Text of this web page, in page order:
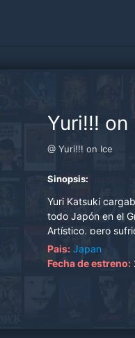
Yuri!!! on
@ Yuri!!! on Ice
Sinopsis:
Yuri Katsuki
todo Japón en el
Artístico, pero
las finales.
natal en Kyushu y
Pais: Japan
Fecha de estreno: